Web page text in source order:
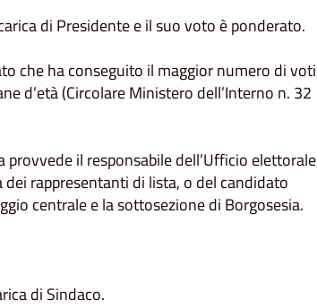
di Presidente e il suo voto è ponderato.
che ha conseguito il maggior numero di voti
d’età (Circolare Ministero dell’Interno n. 32
il responsabile dell’Ufficio elettorale
rappresentanti di lista, o del candidato
centrale e la sottosezione di Borgosesia.
di Sindaco.